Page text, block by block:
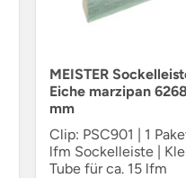
MEISTER
Eiche marzipan
mm
Clip: PSC901 | 1
lfm Sockelleiste |
Tube für ca. 15 lfm